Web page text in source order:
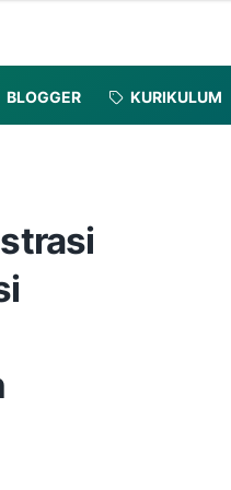
BLOGGER KURIKULUM